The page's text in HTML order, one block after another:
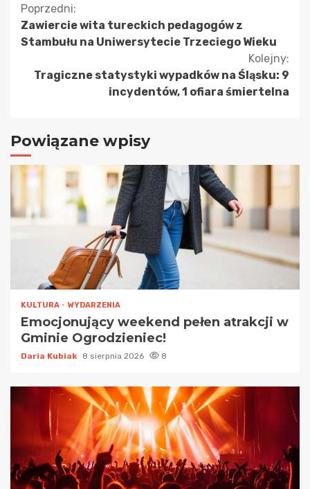
Kontynuuj
czytanie
Poprzedni:
Zawiercie wita tureckich pedagogów z
Stambułu na Uniwersytecie Trzeciego Wieku
Kolejny:
Tragiczne statystyki wypadków na Śląsku: 9
incydentów, 1 ofiara śmiertelna
Powiązane wpisy
KULTURA WYDARZENIA
Emocjonujący weekend pełen atrakcji w
Gminie Ogrodzieniec!
Daria Kubiak 8 sierpnia 2026 8